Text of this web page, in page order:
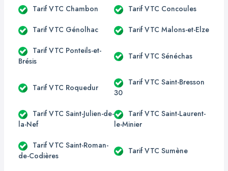
Tarif VTC Chambon Tarif VTC Concoules
Tarif VTC Génolhac Tarif VTC Malons-et-Elze
Tarif VTC Ponteils-et-
Brésis
Tarif VTC Sénéchas
Tarif VTC Roquedur
Tarif VTC Saint-Bresson
30
Tarif VTC Saint-Julien-de-
la-Nef
Tarif VTC Saint-Laurent-
le-Minier
Tarif VTC Saint-Roman-
de-Codières
Tarif VTC Sumène